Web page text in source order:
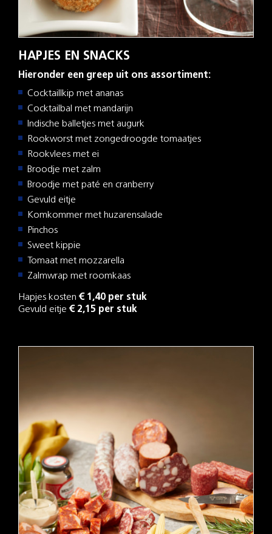
HAPJES EN SNACKS
Hieronder een greep uit ons assortiment:
Cocktaillkip met ananas
Cocktailbal met mandarijn
Indische balletjes met augurk
Rookworst met zongedroogde tomaatjes
Rookvlees met ei
Broodje met zalm
Broodje met paté en cranberry
Gevuld eitje
Komkommer met huzarensalade
Pinchos
Sweet kippie
Tomaat met mozzarella
Zalmwrap met roomkaas
Hapjes kosten€ 1,40 per stuk
Gevuld eitje€ 2,15 per stuk